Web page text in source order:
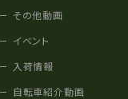
その他動画
イベント
入荷情報
自転車紹介動画